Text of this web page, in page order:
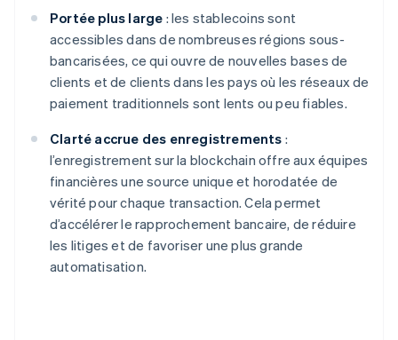
Portée plus large : les stablecoins sont
accessibles dans de nombreuses régions sous-
bancarisées, ce qui ouvre de nouvelles bases de
clients et de clients dans les pays où les réseaux de
paiement traditionnels sont lents ou peu fiables.
Clarté accrue des enregistrements :
l’enregistrement sur la blockchain offre aux équipes
financières une source unique et horodatée de
vérité pour chaque transaction. Cela permet
d’accélérer le rapprochement bancaire, de réduire
les litiges et de favoriser une plus grande
automatisation.